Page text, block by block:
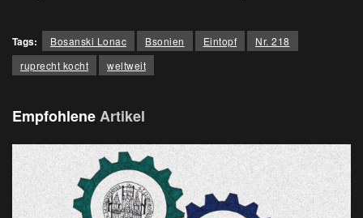
Tags: Bosanski Lonac Bsonien Eintopf
Nr. 218
ruprecht kocht
weltweit
EmpfohleneArtikel